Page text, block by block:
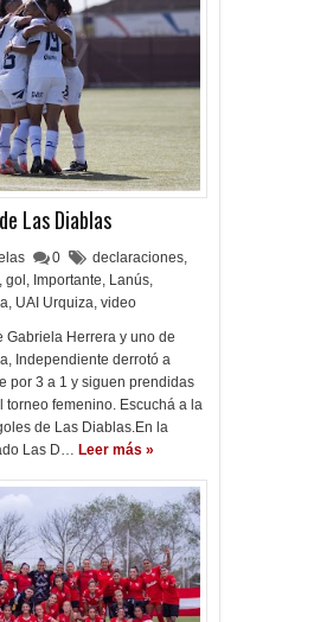
Las Diablas
0 declaraciones,
, gol , Importante, Lanús,
, UAI Urquiza, video
Gabriela Herrera y uno de
Independiente derrotó a
por 3 a 1 y siguen prendidas
torneo femenino. Escuchá a la
de Las Diablas.En la
Las D… Leer más »